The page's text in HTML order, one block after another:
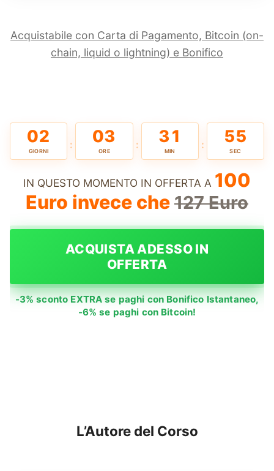
Acquistabile con Carta di Pagamento, Bitcoin (on-
chain, liquid o lightning) e Bonifico
02
GIORNI
: 03
ORE
: 31
MIN
: 54
SEC
IN QUESTO MOMENTO IN OFFERTA A 100
Euro invece che 127 Euro
ACQUISTA ADESSO IN
OFFERTA
-3% sconto EXTRA se paghi con Bonifico Istantaneo,
-6% se paghi con Bitcoin!
L’Autore del Corso